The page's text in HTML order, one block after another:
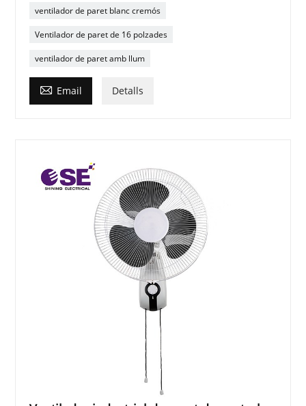
ventilador de paret blanc cremós
Ventilador de paret de 16 polzades
ventilador de paret amb llum
 Email Detalls